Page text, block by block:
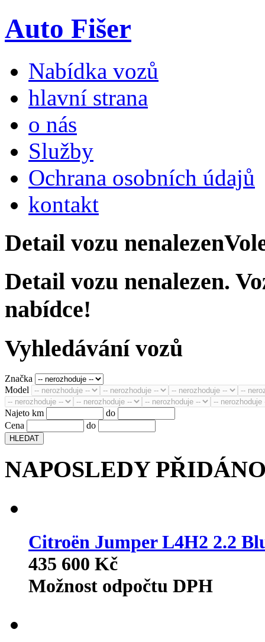
Auto Fišer
Nabídka vozů
hlavní strana
o nás
Služby
Ochrana osobních údajů
kontakt
Detail vozu nenalezen
Detail vozu nenalezen.
nabídce!
Vyhledávání vozů
Značka
Model
Najeto km
do
Cena
do
NAPOSLEDY
Citroën Jumper L4H2 2.2
435 600 Kč
Možnost odpočtu DPH